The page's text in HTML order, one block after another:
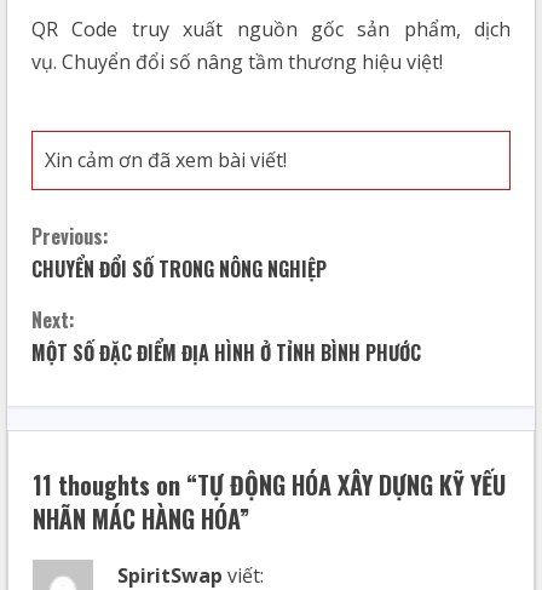
QR Code truy xuất nguồn gốc sản phẩm, dịch
vụ. Chuyển đổi số nâng tầm thương hiệu việt!
Xin cảm ơn đã xem bài viết!
Previous:
CHUYỂN ĐỔI SỐ TRONG NÔNG NGHIỆP
Next:
MỘT SỐ ĐẶC ĐIỂM ĐỊA HÌNH Ở TỈNH BÌNH PHƯỚC
11 thoughts on “TỰ ĐỘNG HÓA XÂY DỰNG KỸ YẾU
NHÃN MÁC HÀNG HÓA”
SpiritSwap viết: